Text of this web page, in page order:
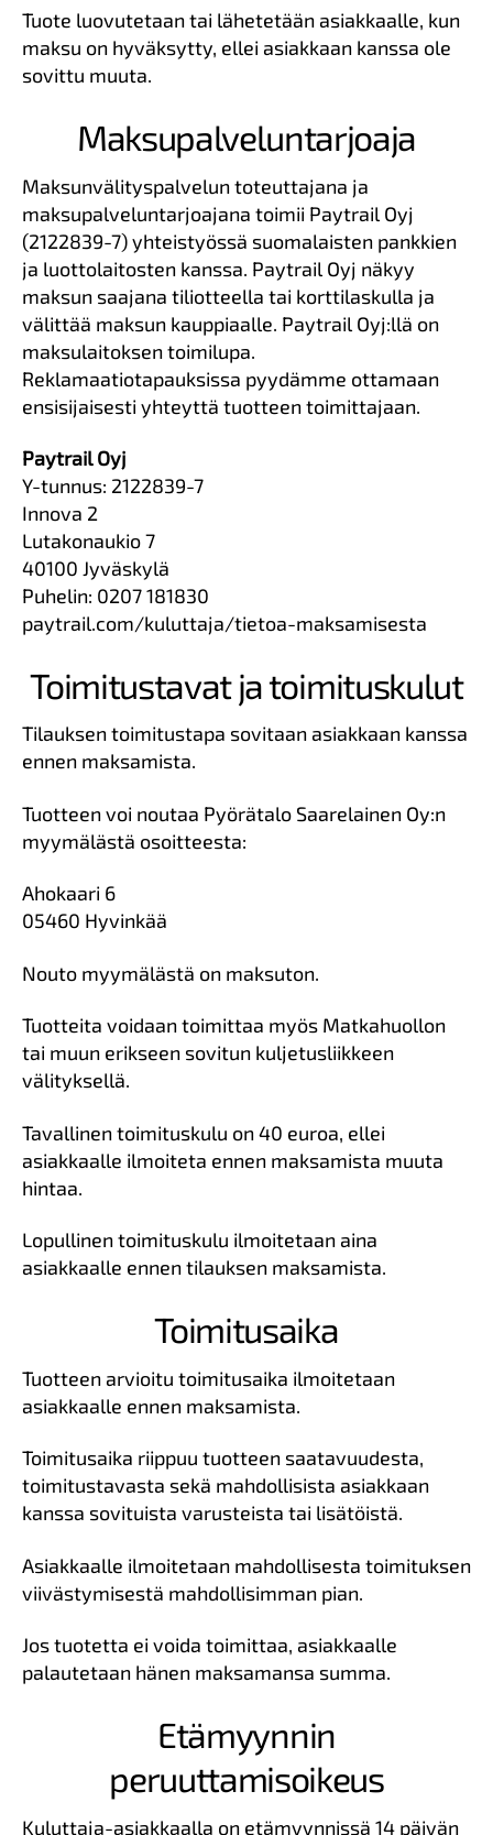
Tuote luovutetaan tai lähetetään asiakkaalle, kun
maksu on hyväksytty, ellei asiakkaan kanssa ole
sovittu muuta.
Maksupalveluntarjoaja
Maksunvälityspalvelun toteuttajana ja
maksupalveluntarjoajana toimii Paytrail Oyj
(2122839-7) yhteistyössä suomalaisten pankkien
ja luottolaitosten kanssa. Paytrail Oyj näkyy
maksun saajana tiliotteella tai korttilaskulla ja
välittää maksun kauppiaalle. Paytrail Oyj:llä on
maksulaitoksen toimilupa.
Reklamaatiotapauksissa pyydämme ottamaan
ensisijaisesti yhteyttä tuotteen toimittajaan.
Paytrail Oyj
Y-tunnus: 2122839-7
Innova 2
Lutakonaukio 7
40100 Jyväskylä
Puhelin: 0207 181830
paytrail.com/kuluttaja/tietoa-maksamisesta
Toimitustavat ja toimituskulut
Tilauksen toimitustapa sovitaan asiakkaan kanssa
ennen maksamista.
Tuotteen voi noutaa Pyörätalo Saarelainen Oy:n
myymälästä osoitteesta:
Ahokaari 6
05460 Hyvinkää
Nouto myymälästä on maksuton.
Tuotteita voidaan toimittaa myös Matkahuollon
tai muun erikseen sovitun kuljetusliikkeen
välityksellä.
Tavallinen toimituskulu on 40 euroa, ellei
asiakkaalle ilmoiteta ennen maksamista muuta
hintaa.
Lopullinen toimituskulu ilmoitetaan aina
asiakkaalle ennen tilauksen maksamista.
Toimitusaika
Tuotteen arvioitu toimitusaika ilmoitetaan
asiakkaalle ennen maksamista.
Toimitusaika riippuu tuotteen saatavuudesta,
toimitustavasta sekä mahdollisista asiakkaan
kanssa sovituista varusteista tai lisätöistä.
Asiakkaalle ilmoitetaan mahdollisesta toimituksen
viivästymisestä mahdollisimman pian.
Jos tuotetta ei voida toimittaa, asiakkaalle
palautetaan hänen maksamansa summa.
Etämyynnin
peruuttamisoikeus
Kuluttaja-asiakkaalla on etämyynnissä 14 päivän